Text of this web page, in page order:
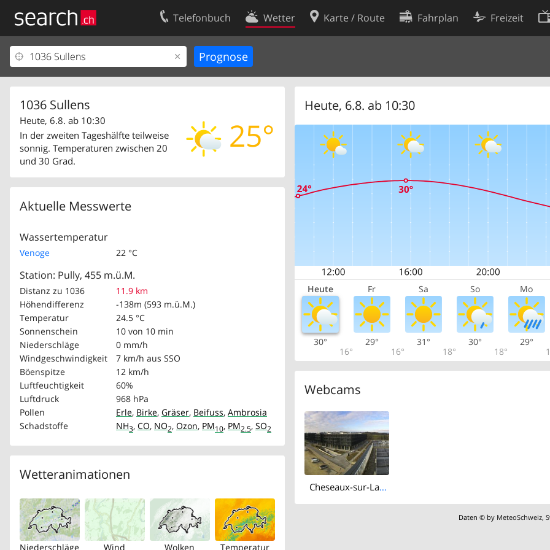
Telefonbuch Wetter Karte / Route Fahrplan Freizeit
1036 Sullens
25°
Heute, 6.8. ab 10:30
In der zweiten Tageshälfte teilweise
sonnig. Temperaturen zwischen 20
und 30 Grad.
Aktuelle Messwerte
Wassertemperatur
Venoge 22 °C
Station: Pully, 455 m.ü.M.
Distanz zu 1036
11.9 km
Höhendifferenz
-138m (593 m.ü.M.)
Temperatur
24.5 °C
Sonnenschein
10 von 10 min
Niederschläge
0 mm/h
Windgeschwindigkeit
7 km/h aus SSO
Böenspitze
12 km/h
Luftfeuchtigkeit
60%
Luftdruck
968 hPa
Pollen
Erle, Birke, Gräser, Beifuss, Ambrosia
Schadstoffe
NH3, CO, NO2, Ozon, PM10, PM2.5, SO2
Wetteranimationen
Niederschläge Wind Wolken Temperatur
Heute, 6.8. ab 10:30
Heute Fr Sa So Mo
30°
16°
29°
16°
31°
18°
30°
18°
29°
Webcams
Cheseaux-sur-Lausanne: Cheseaux
Daten © by MeteoSchweiz,
Ihr Eintrag
Kundencenter Geschäftskunden
Kontakt
Nutzungsbedingungen
Cookie-Einstellungen